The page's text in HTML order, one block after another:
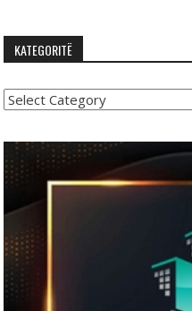
KATEGORITË
Kategoritë